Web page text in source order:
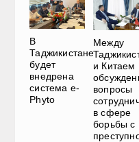
В
Таджикистане
будет
внедрена
система e-
Phyto
Между
и Китаем
вопросы
в сфере
борьбы с